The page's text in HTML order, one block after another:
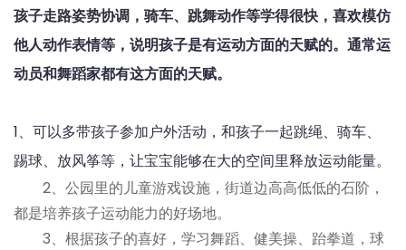
孩子走路姿势协调，骑车、跳舞动作等学得很快，喜欢模仿
他人动作表情等，说明孩子是有运动方面的天赋的。通常运
动员和舞蹈家都有这方面的天赋。
1、可以多带孩子参加户外活动，和孩子一起跳绳、骑车、
踢球、放风筝等，让宝宝能够在大的空间里释放运动能量。
2、公园里的儿童游戏设施，街道边高高低低的石阶，
都是培养孩子运动能力的好场地。
3、根据孩子的喜好，学习舞蹈、健美操、跆拳道，球